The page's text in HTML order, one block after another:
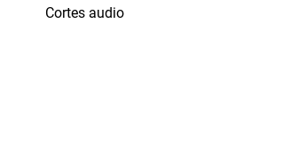
Cortes audio